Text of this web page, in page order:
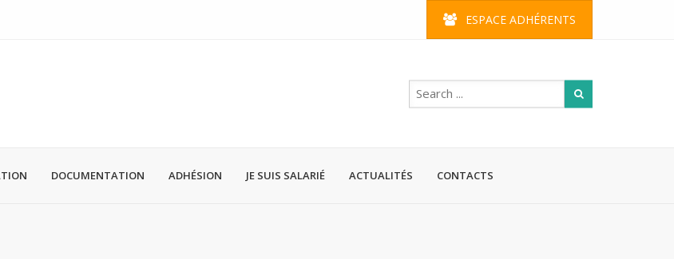
ESPACE ADHÉRENTS
DOCUMENTATION ADHÉSION JE SUIS SALARIÉ ACTUALITÉS CONTACTS